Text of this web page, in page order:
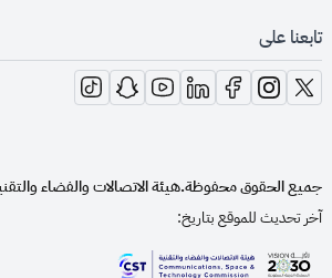
تابعنا على
opens in new window
opens in new window
opens in new window
opens in new window
opens in new window
opens in new window
in new window
جميع الحقوق محفوظة.هيئة الاتصالات والفضاء
آخر تحديث للموقع بتاريخ: